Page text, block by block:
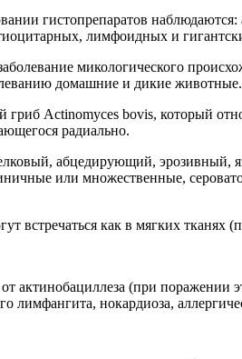
гистопрепаратов
лимфоидных и
микологического
домашние и дикие животные.
гриб Actinomyces bovis, который
радиально.
абцедирующий, эрозивный,
или множественные,
встречаться как в мягких тканях
актинобациллеза (при поражении
лимфангита, нокардиоза,